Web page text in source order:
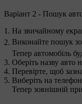
Варіант 2 - Пошук
На звичайному
Виконайте пошук
Тепер автомобіль
Оберіть назву авто
Перевірте, щоб
Виберіть на
Тепер зовнішній